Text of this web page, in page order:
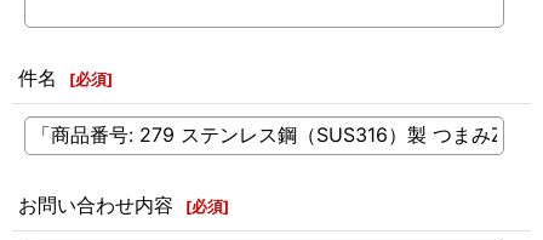
件名 [必須]
お問い合わせ内容 [必須]